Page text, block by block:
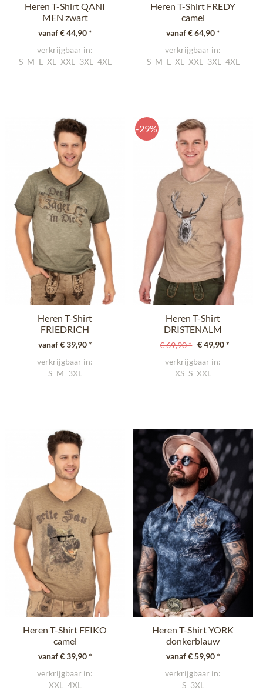
Heren T-Shirt QANI
MEN zwart
vanaf € 44,90 *
verkrijgbaar in:
S M L XL XXL 3XL 4XL
Heren T-Shirt FREDY
camel
vanaf € 64,90 *
verkrijgbaar in:
S M L XL XXL 3XL 4XL
Heren T-Shirt
FRIEDRICH
donkergroen
vanaf € 39,90 *
verkrijgbaar in:
S M 3XL
-29%
Heren T-Shirt
DRISTENALM
lichtbruin
€ 69,90 * € 49,90 *
verkrijgbaar in:
XS S XXL
Heren T-Shirt FEIKO
camel
vanaf € 39,90 *
verkrijgbaar in:
XXL
4XL
Heren T-Shirt YORK
donkerblauw
vanaf € 59,90 *
verkrijgbaar in:
S 3XL